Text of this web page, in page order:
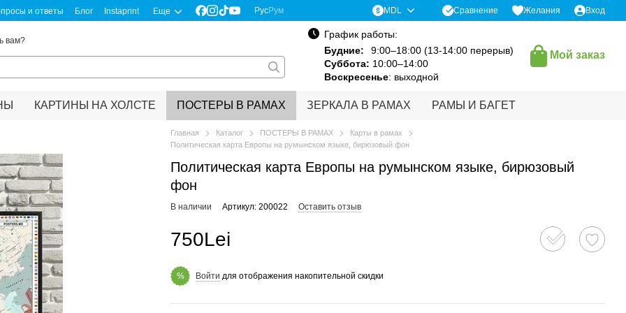
и ответы Блог Instaprint Еще РусРум MDL Сравнение Желания Вход
вам?
График работы:
Будние:
9:00–18:00 (13-14:00 перерыв)
Суббота: 10:00–14:00
Воскресенье: выходной
Мой заказ
КАРТИНЫ НА ХОЛСТЕ ПОСТЕРЫ В РАМАХ ЗЕРКАЛА В РАМАХ РАМЫ И БАГЕТ
Главная Каталог ПОСТЕРЫ В РАМАХ
Карты в рамах
Политическая карта Европы на румынском языке, бирюзовый фон
Политическая карта Европы на румынском языке, бирюзовый
фон
В наличии Артикул: 200022 Оставить отзыв
750Lei
% Войти для отображения накопительной скидки